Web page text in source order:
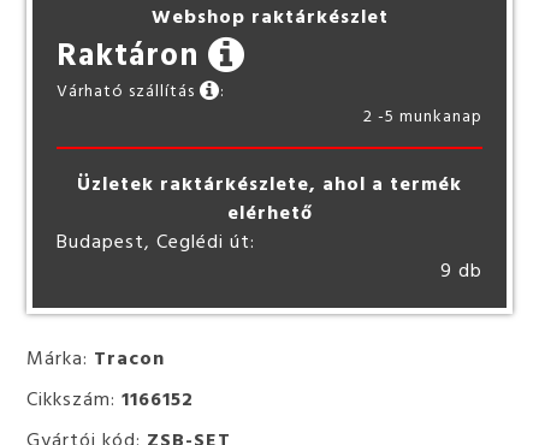
Márka: Tracon
Cikkszám:1166152
Gyártói kód: ZSB-SET
Webshop raktárkészlet
Raktáron
Várható szállítás
:
2 -5 munkanap
Üzletek raktárkészlete, ahol a termék
elérhető
Budapest, Ceglédi út:
9 db